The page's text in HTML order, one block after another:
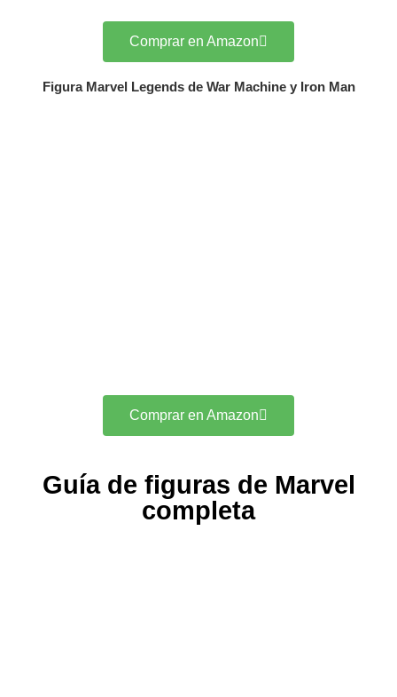
Comprar en Amazon
Figura Marvel Legends de War Machine y Iron Man
Comprar en Amazon
Guía de figuras de Marvel
completa